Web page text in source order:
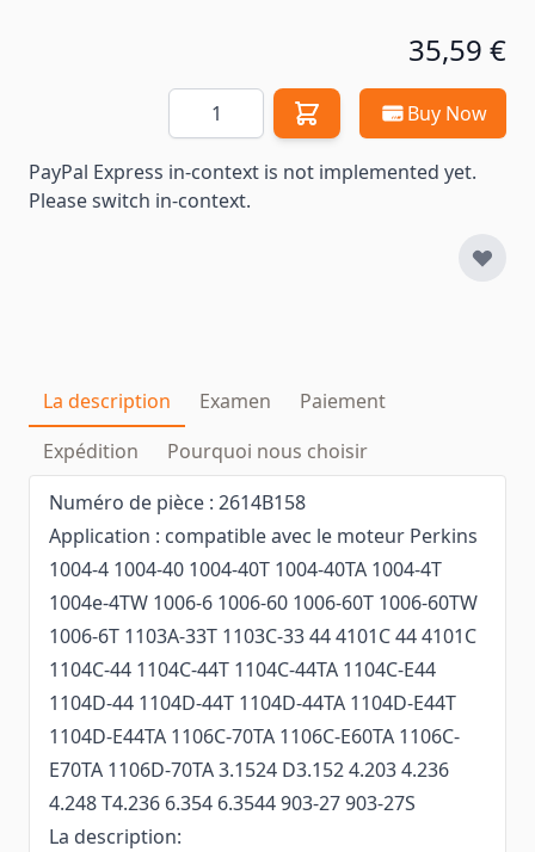
35,59 €
Quantité Buy Now
PayPal Express in-context is not implemented yet.
Please switch in-context.
La description Examen
Paiement
Expédition
Pourquoi nous choisir
Numéro de pièce : 2614B158
Application : compatible avec le moteur Perkins
1004-4 1004-40 1004-40T 1004-40TA 1004-4T
1004e-4TW 1006-6 1006-60 1006-60T 1006-60TW
1006-6T 1103A-33T 1103C-33 44 4101C 44 4101C
1104C-44 1104C-44T 1104C-44TA 1104C-E44
1104D-44 1104D-44T 1104D-44TA 1104D-E44T
1104D-E44TA 1106C-70TA 1106C-E60TA 1106C-
E70TA 1106D-70TA 3.1524 D3.152 4.203 4.236
4.248 T4.236 6.354 6.3544 903-27 903-27S
La description: